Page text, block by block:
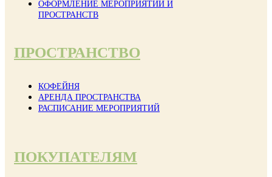
ОФОРМЛЕНИЕ МЕРОПРИЯТИЙ И
ПРОСТРАНСТВ
ПРОСТРАНСТВО
КОФЕЙНЯ
АРЕНДА ПРОСТРАНСТВА
РАСПИСАНИЕ МЕРОПРИЯТИЙ
ПОКУПАТЕЛЯМ